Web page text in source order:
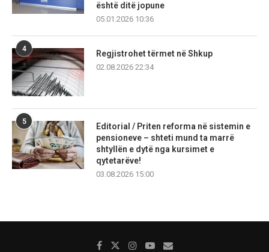
është ditë jopune
05.01.2026 10:36
4
Regjistrohet tërmet në Shkup
02.08.2026 22:34
5
Editorial / Priten reforma në sistemin e
pensioneve – shteti mund ta marrë
shtyllën e dytë nga kursimet e
qytetarëve!
03.08.2026 15:00